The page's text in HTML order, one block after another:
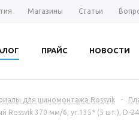
Магазины Статьи
ПРАЙС НОВОСТИ
для шиномонтажа Rossvik -
Rossvik 370 мм/6, уг.135* (5 шт.), D-